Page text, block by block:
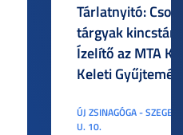
Tárlatnyitó:
tárgyak
Ízelítő az MTA
Keleti
ÚJ ZSINAGÓGA -
U. 10.